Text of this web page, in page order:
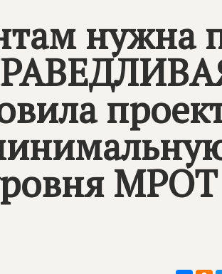
нужна
МРОТ